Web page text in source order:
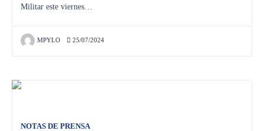
Militar este viernes…
MPYLO 25/07/2024
NOTAS DE PRENSA